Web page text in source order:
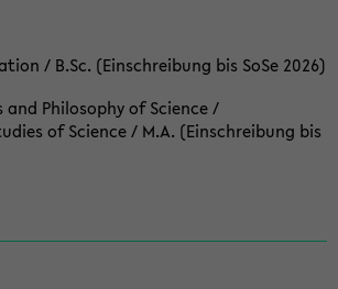
/ B.Sc. (Einschreibung bis SoSe 2026)
and Philosophy of Science /
of Science / M.A. (Einschreibung bis